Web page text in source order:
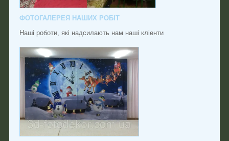
ФОТОГАЛЕРЕЯ НАШИХ РОБІТ
Наші роботи, які надсилають нам наші кліенти